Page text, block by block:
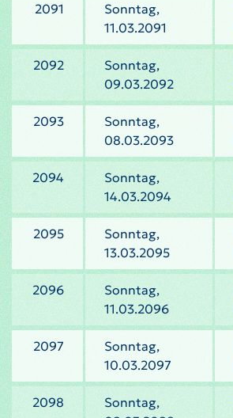
2091
Sonntag,
11.03.2091
2092
Sonntag,
09.03.2092
2093
Sonntag,
08.03.2093
2094
Sonntag,
14.03.2094
2095
Sonntag,
13.03.2095
2096
Sonntag,
11.03.2096
2097
Sonntag,
10.03.2097
2098
Sonntag,